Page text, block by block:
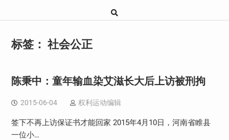
标签： 社会公正
陈秉中：童年输血染艾滋长大后上访被刑拘
2015-06-04 权利运动编辑
签下不再上访保证书才能回家 2015年4月10日，河南省睢县
一位小…